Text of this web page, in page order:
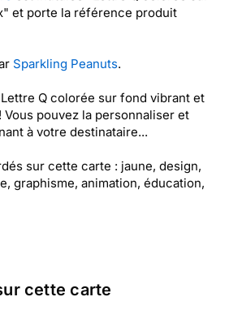
et porte la référence produit
Sparkling Peanuts.
Q colorée sur fond vibrant et
pouvez la personnaliser et
à votre destinataire...
sur cette carte : jaune, design,
graphisme, animation, éducation,
cette carte